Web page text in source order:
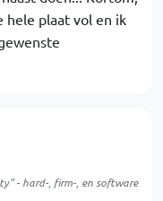
hele plaat vol en ik
- hard-, firm-, en software